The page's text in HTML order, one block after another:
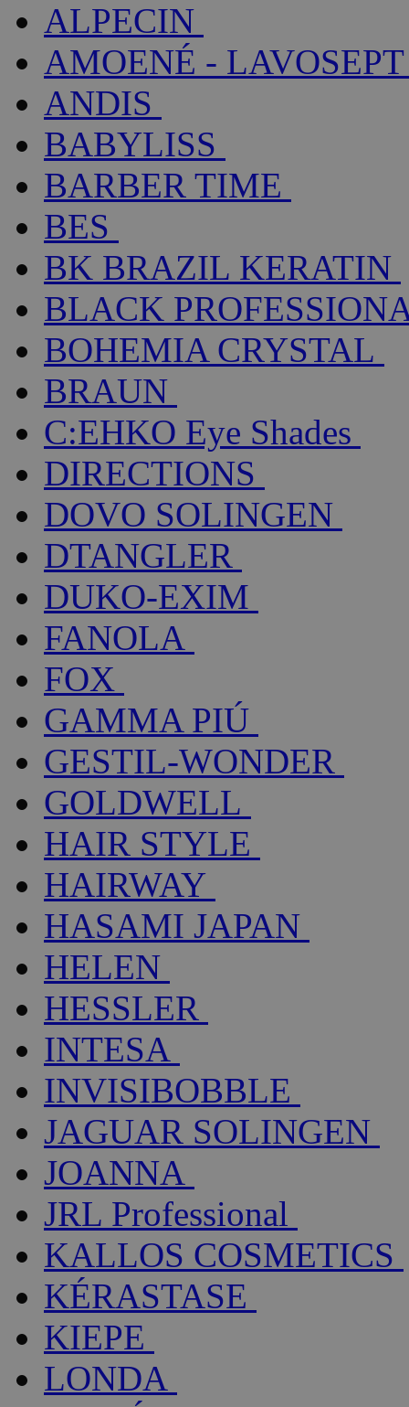
ALPECIN
AMOENÉ - LAVOSEPT
ANDIS
BABYLISS
BARBER TIME
BES
BK BRAZIL KERATIN
BLACK
BOHEMIA CRYSTAL
BRAUN
C:EHKO Eye Shades
DIRECTIONS
DOVO SOLINGEN
DTANGLER
DUKO-EXIM
FANOLA
FOX
GAMMA PIÚ
GESTIL-WONDER
GOLDWELL
HAIR STYLE
HAIRWAY
HASAMI JAPAN
HELEN
HESSLER
INTESA
INVISIBOBBLE
JAGUAR SOLINGEN
JOANNA
JRL Professional
KALLOS COSMETICS
KÉRASTASE
KIEPE
LONDA